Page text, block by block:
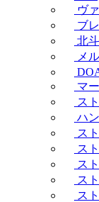
ヴ
ブ
北
メ
マ
ス
ハ
ス
ス
ス
ス
ス